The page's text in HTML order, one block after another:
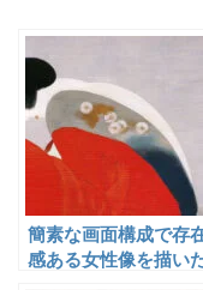
簡素な画面構成で存
感ある女性像を描い